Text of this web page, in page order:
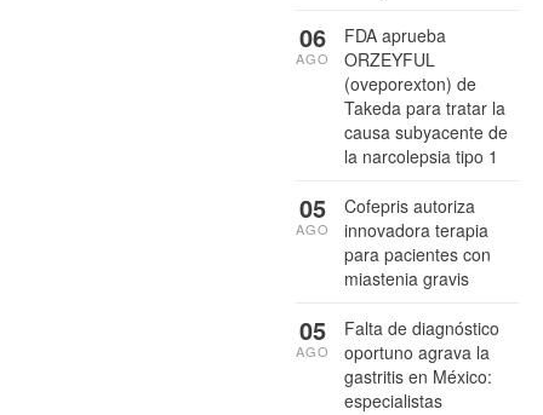
FDA aprueba
ORZEYFUL
(oveporexton) de
Takeda para tratar la
causa subyacente de
la narcolepsia tipo 1
06
AGO
Cofepris autoriza
innovadora terapia
para pacientes con
miastenia gravis
05
AGO
Falta de diagnóstico
oportuno agrava la
gastritis en México:
especialistas
05
AGO